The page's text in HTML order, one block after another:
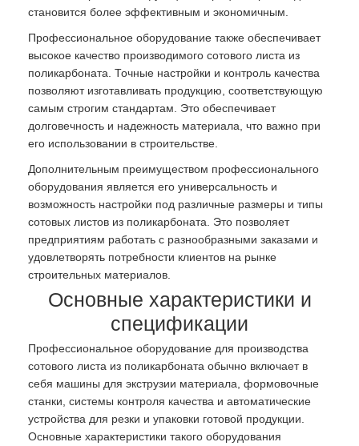
становится более эффективным и экономичным.
Профессиональное оборудование также обеспечивает
высокое качество производимого сотового листа из
поликарбоната. Точные настройки и контроль качества
позволяют изготавливать продукцию, соответствующую
самым строгим стандартам. Это обеспечивает
долговечность и надежность материала, что важно при
его использовании в строительстве.
Дополнительным преимуществом профессионального
оборудования является его универсальность и
возможность настройки под различные размеры и типы
сотовых листов из поликарбоната. Это позволяет
предприятиям работать с разнообразными заказами и
удовлетворять потребности клиентов на рынке
строительных материалов.
Основные характеристики и
спецификации
Профессиональное оборудование для производства
сотового листа из поликарбоната обычно включает в
себя машины для экструзии материала, формовочные
станки, системы контроля качества и автоматические
устройства для резки и упаковки готовой продукции.
Основные характеристики такого оборудования